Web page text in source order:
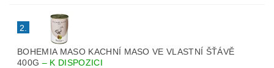
2.
BOHEMIA MASO KACHNÍ MASO VE VLASTNÍ ŠŤÁVĚ
400G – K DISPOZICI